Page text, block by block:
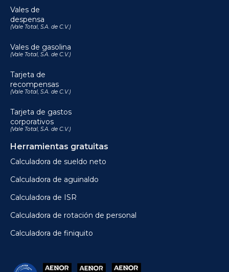
Vales de
despensa
(Vale Total, S.A. de C.V.)
Vales de gasolina
(Vale Total, S.A. de C.V.)
Tarjeta de
recompensas
(Vale Total, S.A. de C.V.)
Tarjeta de gastos
corporativos
(Vale Total, S.A. de C.V.)
Herramientas gratuitas
Calculadora de sueldo neto
Calculadora de aguinaldo
Calculadora de ISR
Calculadora de rotación de personal
Calculadora de finiquito